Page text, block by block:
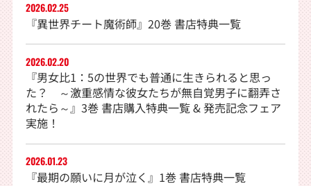
2026.02.25
『異世界チート魔術師』20巻 書店特典一覧
2026.02.20
『男女比1：5の世界でも普通に生きられると思っ
た？ ～激重感情な彼女たちが無自覚男子に翻弄さ
れたら～』3巻 書店購入特典一覧 & 発売記念フェア
実施！
2026.01.23
『最期の願いに月が泣く』1巻 書店特典一覧